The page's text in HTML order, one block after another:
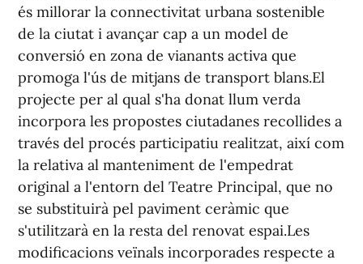
és millorar la connectivitat urbana sostenible
de la ciutat i avançar cap a un model de
conversió en zona de vianants activa que
promoga l'ús de mitjans de transport blans.El
projecte per al qual s'ha donat llum verda
incorpora les propostes ciutadanes recollides a
través del procés participatiu realitzat, així com
la relativa al manteniment de l'empedrat
original a l'entorn del Teatre Principal, que no
se substituirà pel paviment ceràmic que
s'utilitzarà en la resta del renovat espai.Les
modificacions veïnals incorporades respecte a